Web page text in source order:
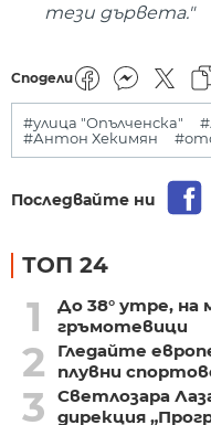
тези дървета."
Сподели
#улица "Опълченска"
#Антон Хекимян
Последвайте ни
ТОП 24
1
До 38° утре, на
гръмотевици
2
Гледайте
плувни
3
Светлозара
дирекция